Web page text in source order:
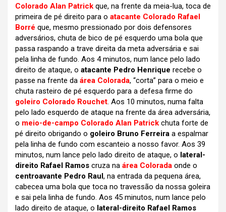
Colorado Alan Patrick que, na frente da meia-lua, toca de
primeira de pé direito para o atacante Colorado Rafael
Borré que, mesmo pressionado por dois defensores
adversários, chuta de bico de pé esquerdo uma bola que
passa raspando a trave direita da meta adversária e sai
pela linha de fundo. Aos 4 minutos, num lance pelo lado
direito de ataque, o atacante Pedro Henrique recebe o
passe na frente da área Colorada, “corta” para o meio e
chuta rasteiro de pé esquerdo para a defesa firme do
goleiro Colorado Rouchet. Aos 10 minutos, numa falta
pelo lado esquerdo de ataque na frente da área adversária,
o meio-de-campo Colorado Alan Patrick chuta forte de
pé direito obrigando o goleiro Bruno Ferreira a espalmar
pela linha de fundo com escanteio a nosso favor. Aos 39
minutos, num lance pelo lado direito de ataque, o lateral-
direito Rafael Ramos cruza na área Colorada onde o
centroavante Pedro Raul, na entrada da pequena área,
cabecea uma bola que toca no travessão da nossa goleira
e sai pela linha de fundo. Aos 45 minutos, num lance pelo
lado direito de ataque, o lateral-direito Rafael Ramos